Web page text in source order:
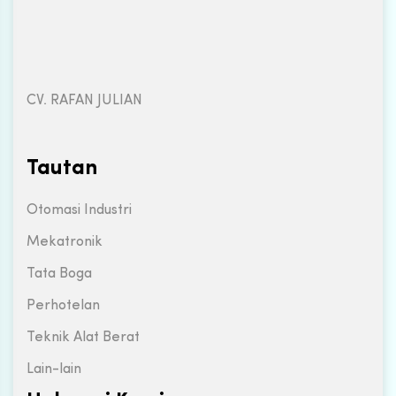
CV. RAFAN JULIAN
Tautan
Otomasi Industri
Mekatronik
Tata Boga
Perhotelan
Teknik Alat Berat
Lain-lain